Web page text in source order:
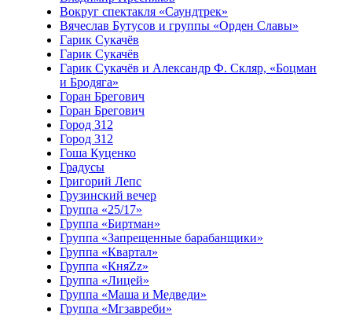
Вокруг спектакля «Саундтрек»
Вячеслав Бутусов и группы «Орден Славы»
Гарик Сукачёв
Гарик Сукачёв
Гарик Сукачёв и Александр Ф. Скляр, «Боцман
и Бродяга»
Горан Брегович
Горан Брегович
Город 312
Город 312
Гоша Куценко
Градусы
Григорий Лепс
Грузинский вечер
Группа «25/17»
Группа «Биртман»
Группа «Запрещенные барабанщики»
Группа «Квартал»
Группа «КняZz»
Группа «Лицей»
Группа «Маша и Медведи»
Группа «Мгзавреби»